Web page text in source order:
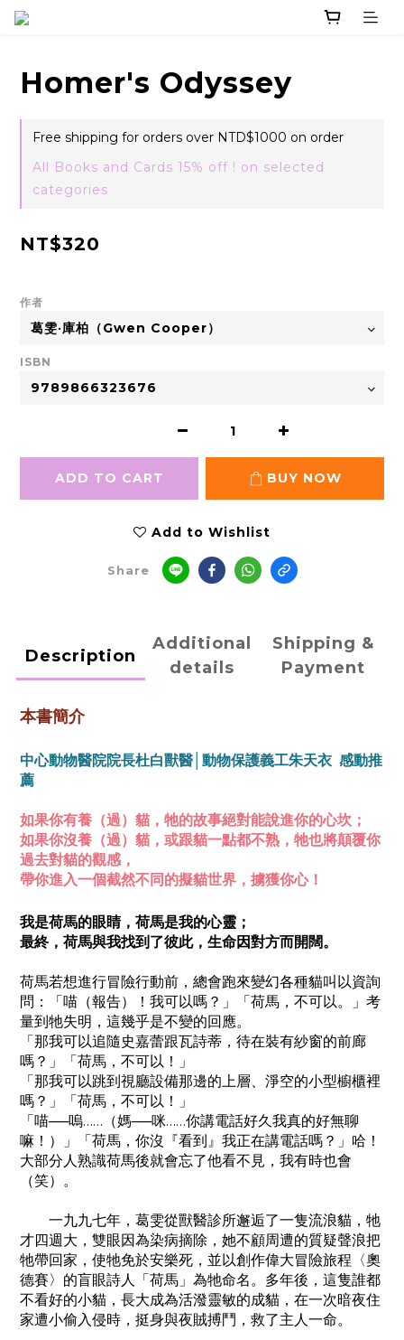
Homer's Odyssey
Free shipping for orders over NTD$1000 on order
All Books and Cards 15% off ! on selected
categories
NT$320
作者
ISBN
ADD TO CART BUY NOW
Add to Wishlist
Share
Description
Additional
details
Shipping &
Payment
本書簡介
中心動物醫院院長杜白獸醫│動物保護義工朱天衣 感動推
薦
如果你有養（過）貓，牠的故事絕對能說進你的心坎；
如果你沒養（過）貓，或跟貓一點都不熟，牠也將顛覆你
過去對貓的觀感，
帶你進入一個截然不同的擬貓世界，擄獲你心！
我是荷馬的眼睛，荷馬是我的心靈；
最終，荷馬與我找到了彼此，生命因對方而開闊。
荷馬若想進行冒險行動前，總會跑來變幻各種貓叫以資詢
問：「喵（報告）！我可以嗎？」「荷馬，不可以。」考
量到牠失明，這幾乎是不變的回應。
「那我可以追隨史嘉蕾跟瓦詩蒂，待在裝有紗窗的前廊
嗎？」「荷馬，不可以！」
「那我可以跳到視廳設備那邊的上層、淨空的小型櫥櫃裡
嗎？」「荷馬，不可以！」
「喵──嗚……（媽──咪……你講電話好久我真的好無聊
嘛！）」「荷馬，你沒『看到』我正在講電話嗎？」哈！
大部分人熟識荷馬後就會忘了他看不見，我有時也會
（笑）。
一九九七年，葛雯從獸醫診所邂逅了一隻流浪貓，牠
才四週大，雙眼因為染病摘除，她不顧周遭的質疑聲浪把
牠帶回家，使牠免於安樂死，並以創作偉大冒險旅程〈奧
德賽〉的盲眼詩人「荷馬」為牠命名。多年後，這隻誰都
不看好的小貓，長大成為活潑靈敏的成貓，在一次暗夜住
家遭小偷入侵時，挺身與夜賊搏鬥，救了主人一命。